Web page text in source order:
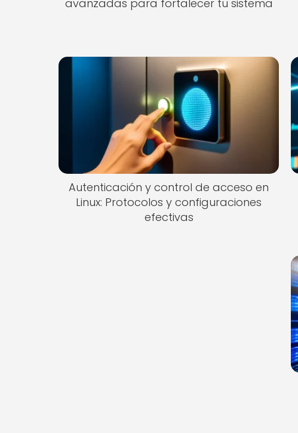
avanzadas para fortalecer tu sistema
Autenticación y control de acceso en
Linux: Protocolos y configuraciones
efectivas